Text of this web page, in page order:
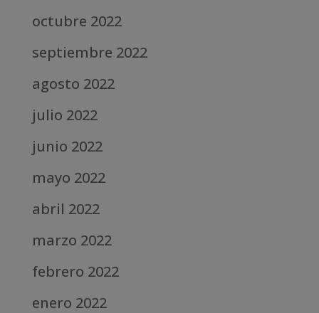
octubre 2022
septiembre 2022
agosto 2022
julio 2022
junio 2022
mayo 2022
abril 2022
marzo 2022
febrero 2022
enero 2022